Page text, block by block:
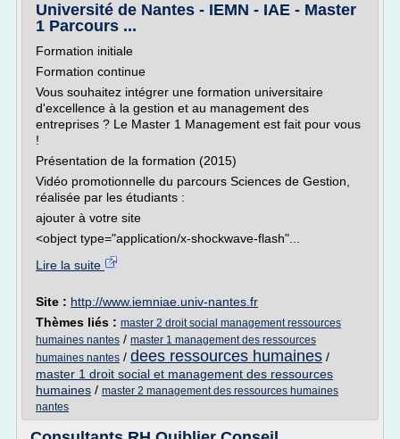
Université de Nantes - IEMN - IAE - Master
1 Parcours ...
Formation initiale
Formation continue
Vous souhaitez intégrer une formation universitaire
d'excellence à la gestion et au management des
entreprises ? Le Master 1 Management est fait pour vous
!
Présentation de la formation (2015)
Vidéo promotionnelle du parcours Sciences de Gestion,
réalisée par les étudiants :
ajouter à votre site
<object type="application/x-shockwave-flash"...
Lire la suite
Site : http://www.iemniae.univ-nantes.fr
Thèmes liés : master 2 droit social management ressources
humaines nantes / master 1 management des ressources
humaines nantes / dees ressources humaines /
master 1 droit social et management des ressources
humaines / master 2 management des ressources humaines
nantes